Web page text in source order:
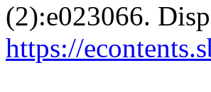
(2):e023066.
https://